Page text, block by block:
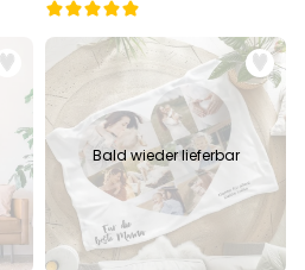
über 600mal
gekauft
mit Gesicht
über 16.800
mal gekauft
Bald wieder lieferbar